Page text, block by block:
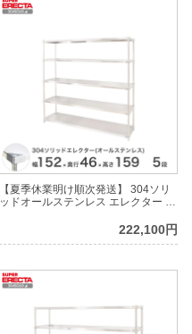
【夏季休業明け順次発送】 304ソリ
ッドオールステンレス エレクター シ
46.1cmx高さ158.7cm PSポール ダイ
カスト・アジャストボルト付 5段
222,100円